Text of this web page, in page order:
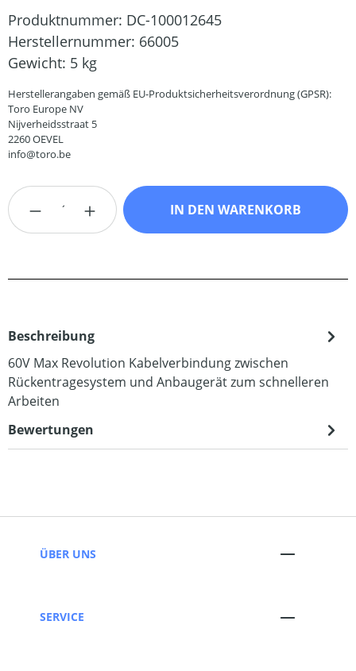
Produktnummer: DC-100012645
Herstellernummer: 66005
Gewicht: 5 kg
Herstellerangaben gemäß EU-Produktsicherheitsverordnung (GPSR):
Toro Europe NV
Nijverheidsstraat 5
2260 OEVEL
info@toro.be
Produkt Anzahl: Gib den gewünschten
IN DEN WARENKORB
Beschreibung
60V Max Revolution Kabelverbindung zwischen
Rückentragesystem und Anbaugerät zum schnelleren
Arbeiten
Bewertungen
ÜBER UNS
SERVICE